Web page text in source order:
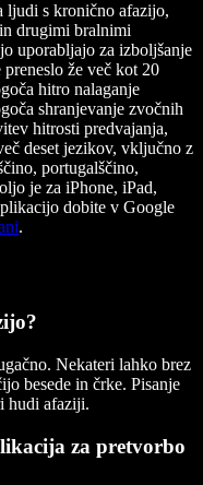
ljudi s kronično afazijo,
in drugimi bralnimi
uporabljajo za izboljšanje
že več kot 20
hitro nalaganje
shranjevanje zvočnih
hitrosti predvajanja,
deset jezikov, vključno z
portugalščino,
je za iPhone, iPad,
dobite v Google
.
Nekateri lahko brez
besede in črke. Pisanje
hudi afaziji.
za pretvorbo